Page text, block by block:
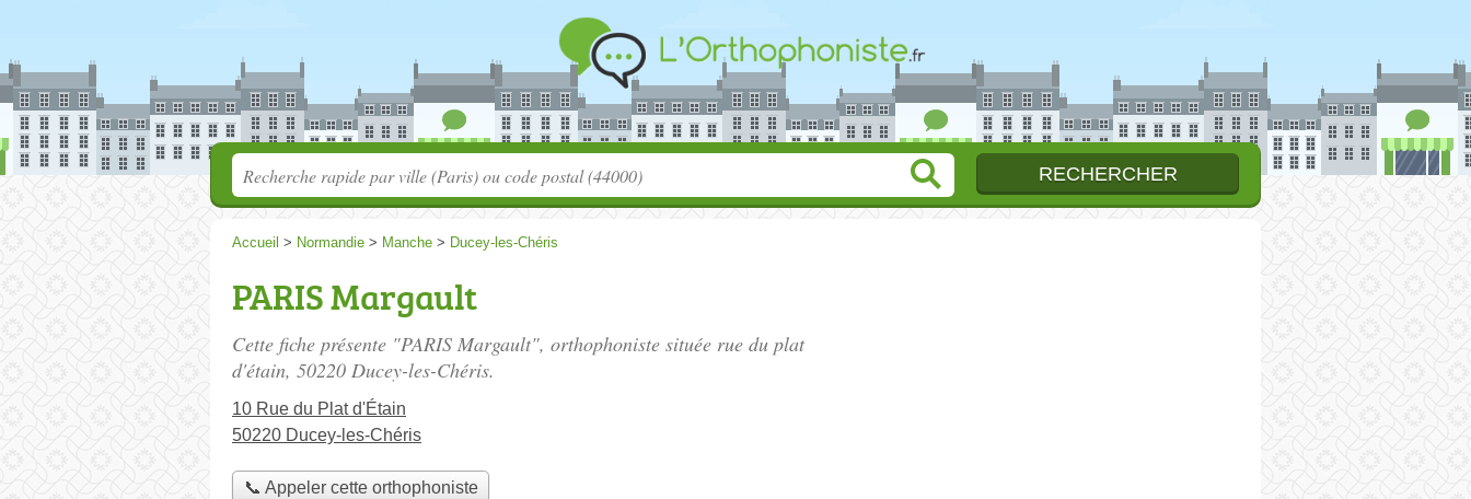
Accueil > Normandie > Manche > Ducey-les-Chéris
PARIS Margault
Cette fiche présente "PARIS Margault", orthophoniste située rue du plat
d'étain, 50220 Ducey-les-Chéris.
10 Rue du Plat d'Étain
50220 Ducey-les-Chéris
📞 Appeler cette orthophoniste